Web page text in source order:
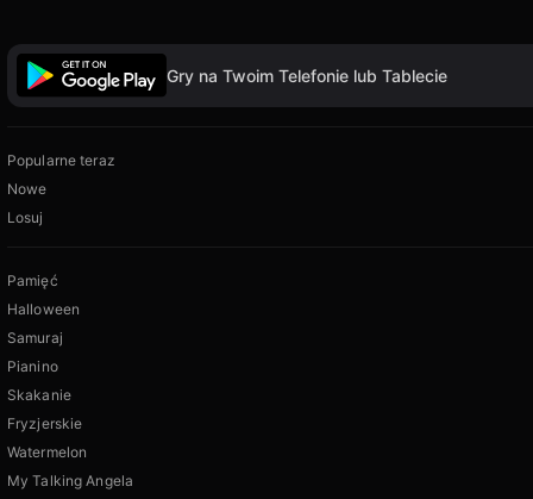
Gry na Twoim Telefonie lub Tablecie
Popularne teraz
Nowe
Losuj
Pamięć
Halloween
Samuraj
Pianino
Skakanie
Fryzjerskie
Watermelon
My Talking Angela